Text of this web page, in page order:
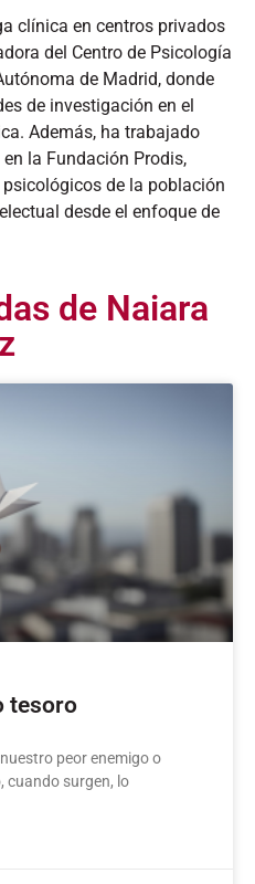
clínica en centros privados
del Centro de Psicología
de Madrid, donde
de investigación en el
Además, ha trabajado
la Fundación Prodis,
de la población
desde el enfoque de
de Naiara
tesoro
peor enemigo o
cuando surgen, lo